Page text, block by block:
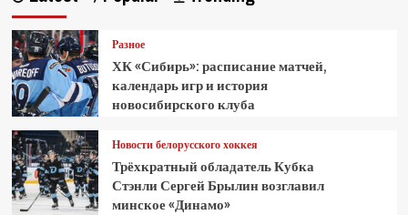
Разное
ХК «Сибирь»: расписание матчей,
календарь игр и история
новосибирского клуба
Новости белорусского хоккея
Трёхкратный обладатель Кубка
Стэнли Сергей Брылин возглавил
минское «Динамо»